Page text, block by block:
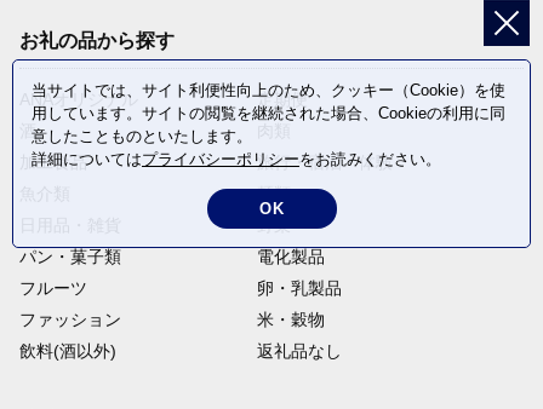
お礼の品から探す
ANAオリジナル
定期便
酒
加工食品
旅行・宿泊・体験
麺類
野菜
パン・菓子類
電化製品
フルーツ
卵・乳製品
ファッション
米・穀物
飲料(酒以外)
返礼品なし
当サイトでは、サイト利便性向上のため、クッキー（Cookie）を使
用しています。サイトの閲覧を継続された場合、Cookieの利用に同
意したことものといたします。
詳細についてはプライバシーポリシーをお読みください。
OK